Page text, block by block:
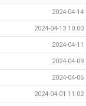
2024-04-14
2024-04-13 10:00
2024-04-11
2024-04-09
2024-04-06
2024-04-01 11:02